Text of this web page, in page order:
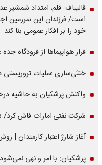
قالیباف: قلم، امتداد شمشیر
است/ فرزندان این سرزمین
خود را بر افکار عمومی بنا کند
فرار هواپیماها از فرودگاه
خنثی‌سازی عملیات
واکنش پزشکیان به حاشیه
شرکت نفتی امارات فاش کرد/ ۱۵ نفتکش‌مان منفجر شد
آغاز شارژ اعتبار کارمندان
پزشکیان: با امر و نهی نمی‌شود